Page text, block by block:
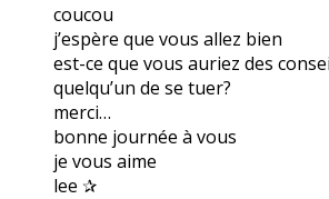
coucou
j’espère que vous allez bien
est-ce que vous auriez des
quelqu’un de se tuer?
merci…
bonne journée à vous
je vous aime
lee ✰